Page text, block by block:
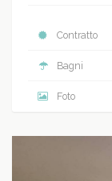
Contratto
Bagni
Foto